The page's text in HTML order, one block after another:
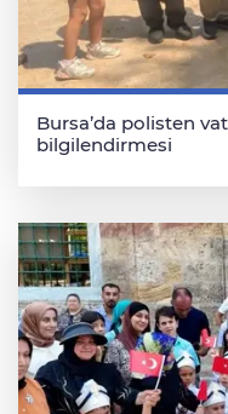
Bursa’da polisten
bilgilendirmesi